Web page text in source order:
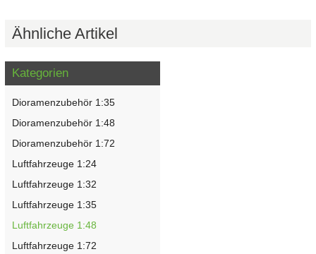
Ähnliche Artikel
Kategorien
Dioramenzubehör 1:35
Dioramenzubehör 1:48
Dioramenzubehör 1:72
Luftfahrzeuge 1:24
Luftfahrzeuge 1:32
Luftfahrzeuge 1:35
Luftfahrzeuge 1:48
Luftfahrzeuge 1:72